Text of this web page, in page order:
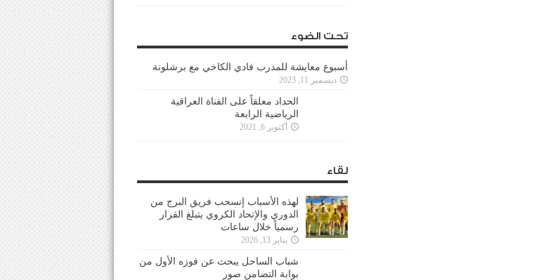
تحت الضوء
أسبوع معايشة للمدرب فادي الكاخي مع برشلونة
ديسمبر 11, 2023
الحداد معلقاً على القناة العراقية
الرياضية الرابعة
أكتوبر 6, 2021
لقاء
لهذه الأسباب إنسحب فريق البرج من
الدوري والإتحاد الكروي يتبلغ القرار
رسمياً خلال ساعات
يناير 13, 2026
شباب الساحل يبحث عن فوزه الأول من
بوابة التضامن صور